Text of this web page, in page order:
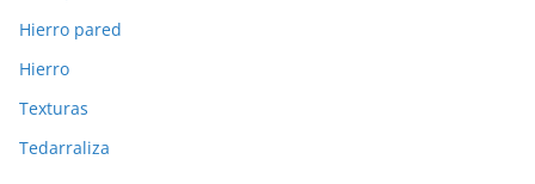
Hierro pared
Hierro
Texturas
Tedarraliza